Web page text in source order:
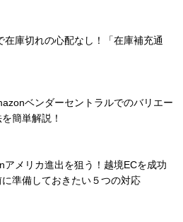
庫切れの心配なし！「在庫補充通
ベンダーセントラルでのバリエー
簡単解説！
メリカ進出を狙う！越境ECを成功
準備しておきたい５つの対応